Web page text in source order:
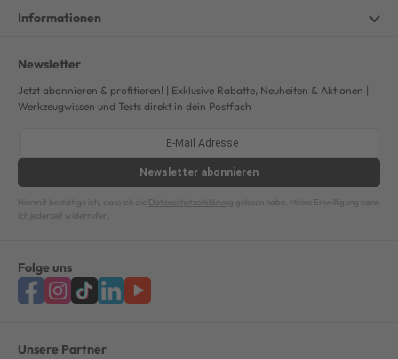
Informationen
Newsletter
Jetzt abonnieren & profitieren! | Exklusive Rabatte, Neuheiten & Aktionen |
Werkzeugwissen und Tests direkt in dein Postfach
Newsletter abonnieren
Hiermit bestätige ich, dass ich die Datenschutzerklärung gelesen habe. Meine Einwilligung kann
ich jederzeit widerrufen.
Folge uns
Unsere Partner